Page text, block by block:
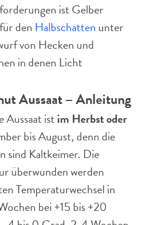
ist Gelber
den Halbschatten unter
von Hecken und
in denen Licht
Aussaat – Anleitung
Aussaat istim Herbst oder
bis August, denn die
sind Kaltkeimer. Die
überwunden werden
Temperaturwechsel in
bei +15 bis +20